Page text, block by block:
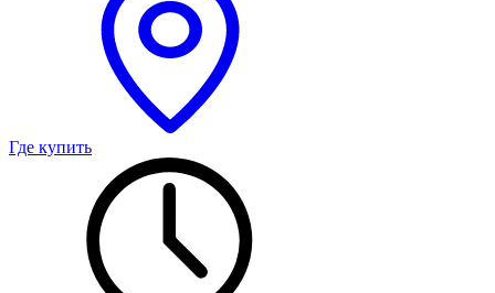
Где купить